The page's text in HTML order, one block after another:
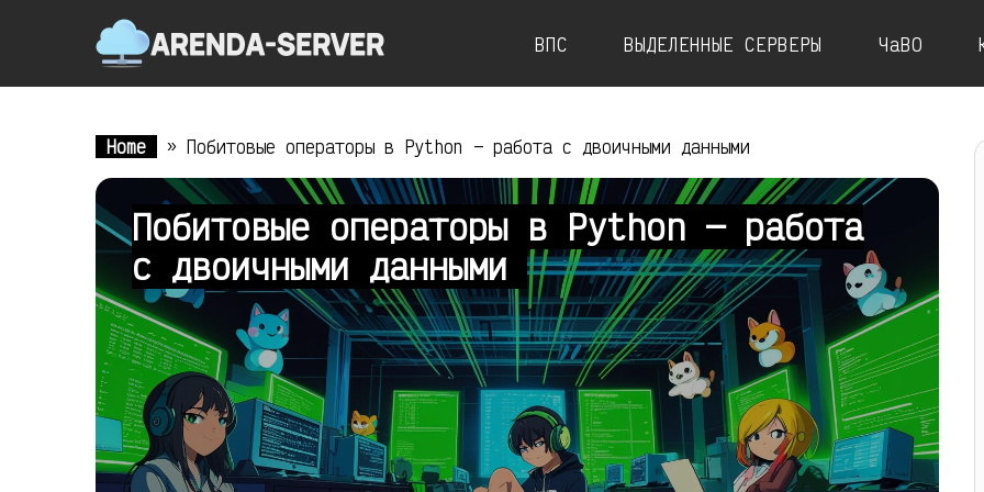
ВПС ВЫДЕЛЕННЫЕ СЕРВЕРЫ ЧаВО
Home » Побитовые операторы в Python — работа с двоичными данными
Побитовые операторы в Python — работа
с двоичными данными